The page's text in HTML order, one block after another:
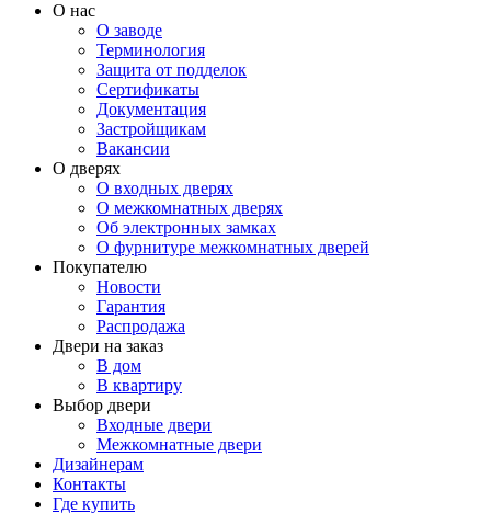
О нас
О заводе
Терминология
Защита от подделок
Сертификаты
Документация
Застройщикам
Вакансии
О дверях
О входных дверях
О межкомнатных дверях
Об электронных замках
О фурнитуре межкомнатных дверей
Покупателю
Новости
Гарантия
Распродажа
Двери на заказ
В дом
В квартиру
Выбор двери
Входные двери
Межкомнатные двери
Дизайнерам
Контакты
Где купить